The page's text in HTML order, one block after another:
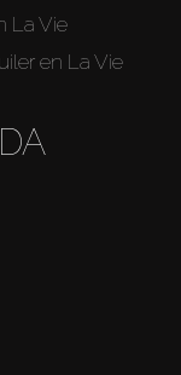
La Vie
en La Vie